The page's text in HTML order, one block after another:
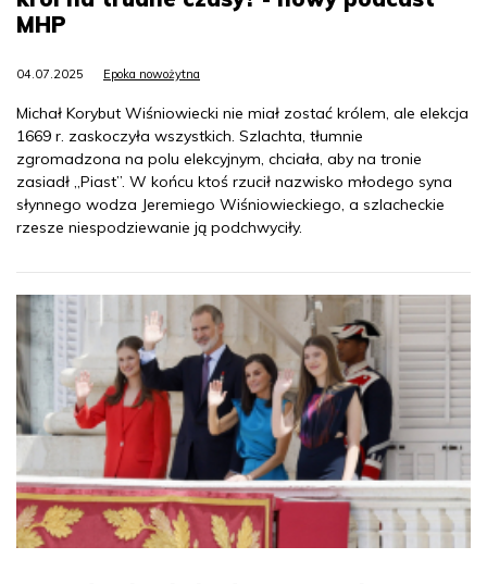
MHP
04.07.2025 Epoka nowożytna
Michał Korybut Wiśniowiecki nie miał zostać królem, ale elekcja
1669 r. zaskoczyła wszystkich. Szlachta, tłumnie
zgromadzona na polu elekcyjnym, chciała, aby na tronie
zasiadł „Piast”. W końcu ktoś rzucił nazwisko młodego syna
słynnego wodza Jeremiego Wiśniowieckiego, a szlacheckie
rzesze niespodziewanie ją podchwyciły.